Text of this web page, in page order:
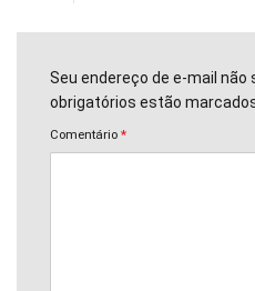
Seu endereço de e-mail não
obrigatórios estão
Comentário *